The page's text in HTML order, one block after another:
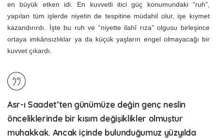
en büyük etken idi. En kuvvetli itici güç konumundaki “ruh”,
yapılan tüm işlerde niyetin de tespitine müdahil olur, işe kıymet
kazandırırdı. İşte bu ruh ve “niyette ilahî rıza” olgusu birleşince
ortaya imkânsızlıklar ya da küçük yaşların engel olmayacağı bir
kuvvet çıkardı.
Asr-ı Saadet’ten günümüze değin genç neslin
önceliklerinde bir kısım değişiklikler olmuştur
muhakkak. Ancak içinde bulunduğumuz yüzyılda